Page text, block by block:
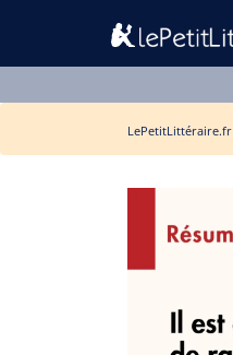
LePetitLittéraire.fr